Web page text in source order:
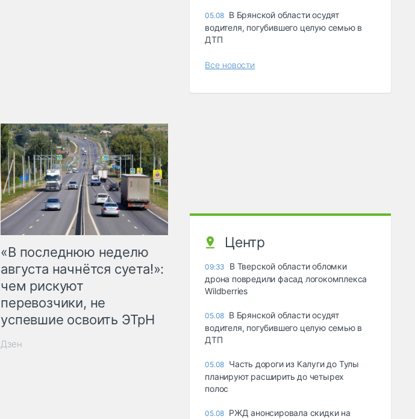
«В последнюю неделю
августа начнётся суета!»:
чем рискуют
перевозчики, не
успевшие освоить ЭТрН
Дзен
05.08 В Брянской области осудят
водителя, погубившего целую семью в
ДТП
Все новости
Центр
09:33
В Тверской области обломки
дрона повредили фасад логокомплекса
Wildberries
05.08 В Брянской области осудят
водителя, погубившего целую семью в
ДТП
05.08 Часть дороги из Калуги до Тулы
планируют расширить до четырех
полос
05.08 РЖД анонсировала скидки на